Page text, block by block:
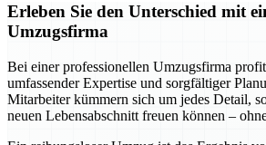
Erleben Sie den Unterschied mit
Umzugsfirma
Bei einer professionellen Umzugsfirma
umfassender Expertise und sorgfältiger
Mitarbeiter kümmern sich um jedes Detail,
neuen Lebensabschnitt freuen können –